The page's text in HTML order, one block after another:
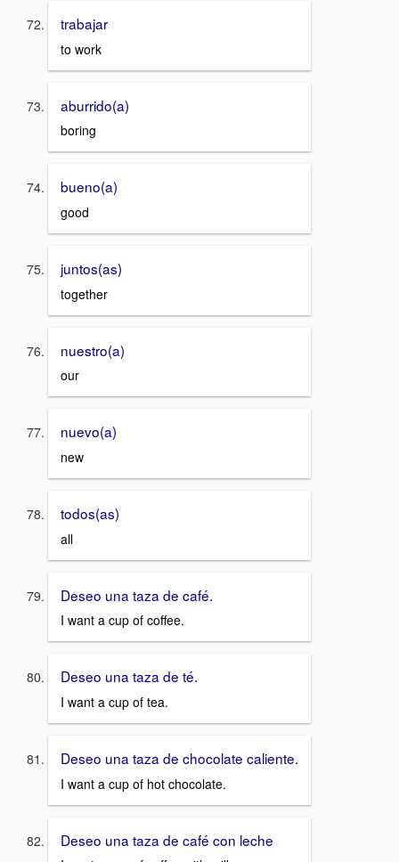
trabajar
to work
aburrido(a)
boring
bueno(a)
good
juntos(as)
together
nuestro(a)
our
nuevo(a)
new
todos(as)
all
Deseo una taza de café.
I want a cup of coffee.
Deseo una taza de té.
I want a cup of tea.
Deseo una taza de chocolate caliente.
I want a cup of hot chocolate.
Deseo una taza de café con leche